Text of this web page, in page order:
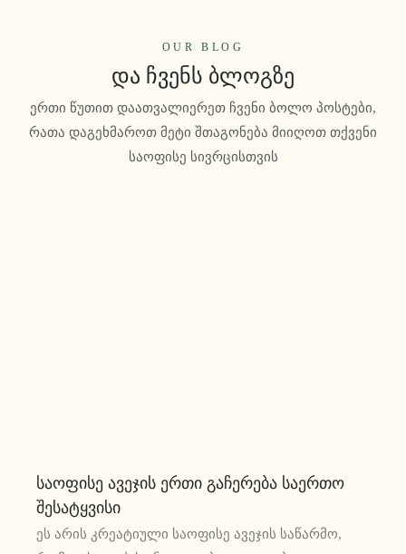
OUR BLOG
Და Ჩვენს Ბლოგზე
ერთი წუთით დაათვალიერეთ ჩვენი ბოლო პოსტები,
რათა დაგეხმაროთ მეტი შთაგონება მიიღოთ თქვენი
საოფისე სივრცისთვის
Საოფისე Ავეჯის Ერთი Გაჩერება Საერთო
Შესატყვისი
ეს არის კრეატიული საოფისე ავეჯის საწარმო,